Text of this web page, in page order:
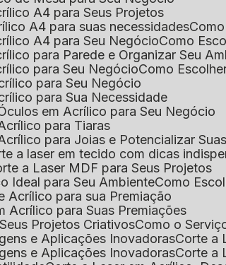
A4 para Seus Projetos
A4 para suas necessidades
A4 para Seu Negócio
Como
para Parede e Organizar Seu
para Seu Negócio
Como
para Seu Negócio
para Sua Necessidade
em Acrílico para Seu Negócio
para Tiaras
para Joias e Potencializar
a laser em tecido com dicas
a Laser MDF para Seus Projetos
Ideal para Seu Ambiente
Como
Acrílico para sua Premiação
Acrílico para Suas Premiações
Projetos Criativos
Como o
e Aplicações Inovadoras
Corte
e Aplicações Inovadoras
Corte